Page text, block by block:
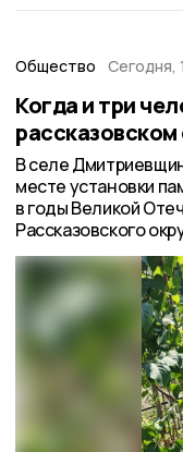
Общество Сегодня,
Когда и три
В селе
месте установки
в годы Великой
Рассказовского